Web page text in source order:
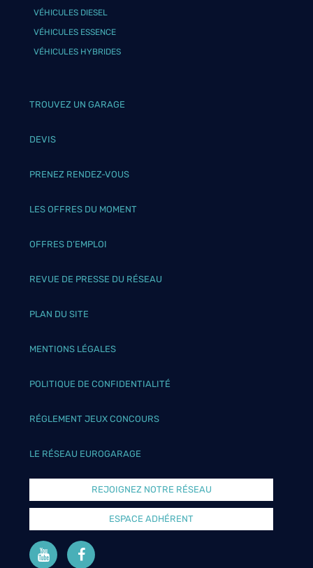
VÉHICULES DIESEL
VÉHICULES ESSENCE
VÉHICULES HYBRIDES
TROUVEZ UN GARAGE
DEVIS
PRENEZ RENDEZ-VOUS
LES OFFRES DU MOMENT
OFFRES D’EMPLOI
REVUE DE PRESSE DU RÉSEAU
PLAN DU SITE
MENTIONS LÉGALES
POLITIQUE DE CONFIDENTIALITÉ
RÉGLEMENT JEUX CONCOURS
LE RÉSEAU EUROGARAGE
REJOIGNEZ NOTRE RÉSEAU
ESPACE ADHÉRENT